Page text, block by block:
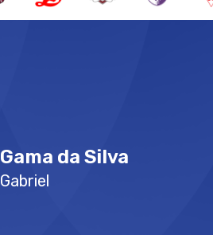
Gama da Silva
Gabriel